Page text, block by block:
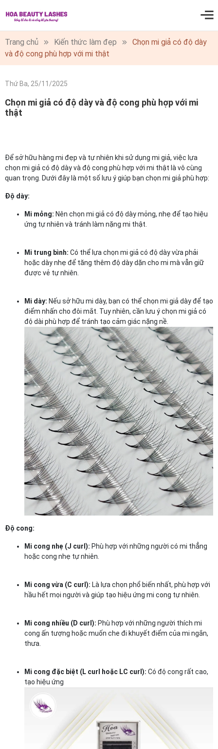
0
Trang chủ Kiến thức làm đẹp
Chọn mi giả có độ dày
và độ cong phù hợp với mi thật
Thứ Ba, 25/11/2025
Chọn mi giả có độ dày và độ cong phù hợp với mi
thật
Để sở hữu hàng mi đẹp và tự nhiên khi sử dụng mi giả, việc lựa
chọn mi giả có độ dày và độ cong phù hợp với mi thật là vô cùng
quan trọng. Dưới đây là một số lưu ý giúp bạn chọn mi giả phù hợp:
Độ dày:
Mi mỏng: Nên chọn mi giả có độ dày mỏng, nhẹ để tạo hiệu
ứng tự nhiên và tránh làm nặng mi thật.
Mi trung bình: Có thể lựa chọn mi giả có độ dày vừa phải
hoặc dày nhẹ để tăng thêm độ dày dặn cho mi mà vẫn giữ
được vẻ tự nhiên.
Mi dày: Nếu sở hữu mi dày, bạn có thể chọn mi giả dày để tạo
điểm nhấn cho đôi mắt. Tuy nhiên, cần lưu ý chọn mi giả có
độ dài phù hợp để tránh tạo cảm giác nặng nề.
Độ cong:
Mi cong nhẹ (J curl): Phù hợp với những người có mi thẳng
hoặc cong nhẹ tự nhiên.
Mi cong vừa (C curl): Là lựa chọn phổ biến nhất, phù hợp với
hầu hết mọi người và giúp tạo hiệu ứng mi cong tự nhiên.
Mi cong nhiều (D curl): Phù hợp với những người thích mi
cong ấn tượng hoặc muốn che đi khuyết điểm của mi ngắn,
thưa.
Mi cong đặc biệt (L curl hoặc LC curl): Có độ cong rất cao,
tạo hiệu ứng